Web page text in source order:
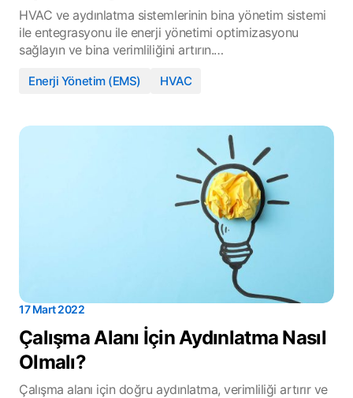
HVAC ve aydınlatma sistemlerinin bina yönetim sistemi
ile entegrasyonu ile enerji yönetimi optimizasyonu
sağlayın ve bina verimliliğini artırın.…
Enerji Yönetim (EMS) HVAC
17 Mart 2022
Çalışma Alanı İçin Aydınlatma Nasıl
Olmalı?
Çalışma alanı için doğru aydınlatma, verimliliği artırır ve